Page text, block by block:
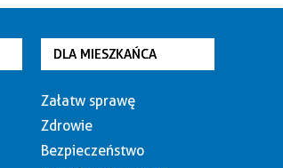
DLA MIESZKAŃCA
Załatw sprawę
Zdrowie
Bezpieczeństwo